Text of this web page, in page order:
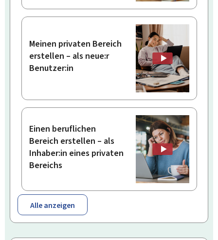
Meinen privaten Bereich
erstellen – als neue:r
Benutzer:in
Einen beruflichen
Bereich erstellen – als
Inhaber:in eines privaten
Bereichs
Alle anzeigen